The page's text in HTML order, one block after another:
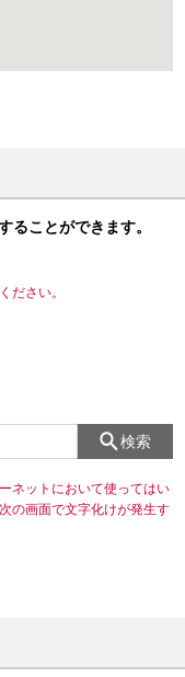
ることができます。
ださい。
検索
ネットにおいて使ってはい
の画面で文字化けが発生す